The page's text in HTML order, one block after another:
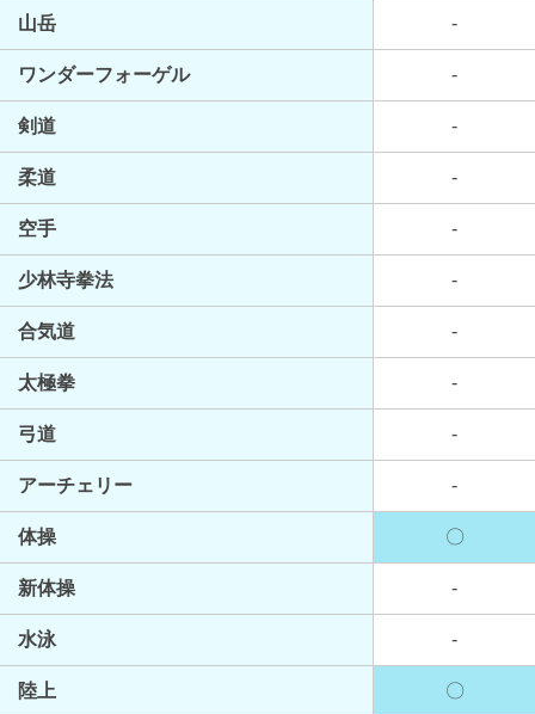
山岳 -
ワンダーフォーゲル -
剣道 -
柔道 -
空手 -
少林寺拳法 -
合気道 -
太極拳 -
弓道 -
アーチェリー -
体操 〇
新体操 -
水泳 -
陸上 〇